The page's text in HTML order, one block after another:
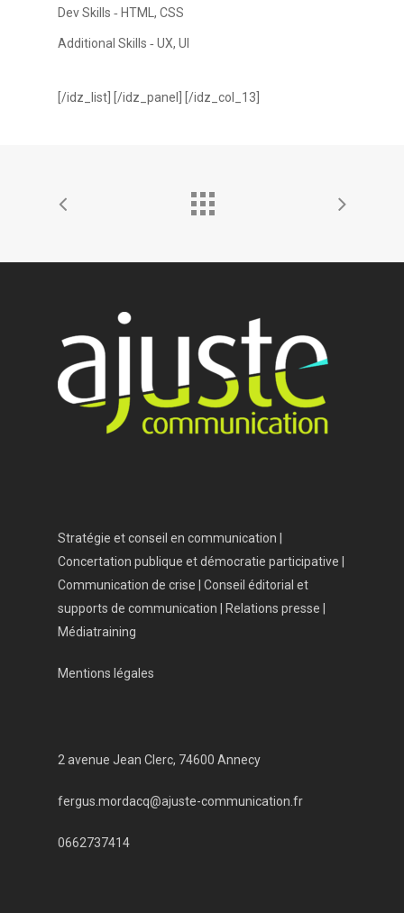
Dev Skills ‐ HTML, CSS
Additional Skills ‐ UX, UI
[/idz_list] [/idz_panel] [/idz_col_13]
Stratégie et conseil en communication |
Concertation publique et démocratie participative |
Communication de crise | Conseil éditorial et
supports de communication | Relations presse |
Médiatraining
Mentions légales
2 avenue Jean Clerc, 74600 Annecy
fergus.mordacq@ajuste-communication.fr
0662737414
Contact